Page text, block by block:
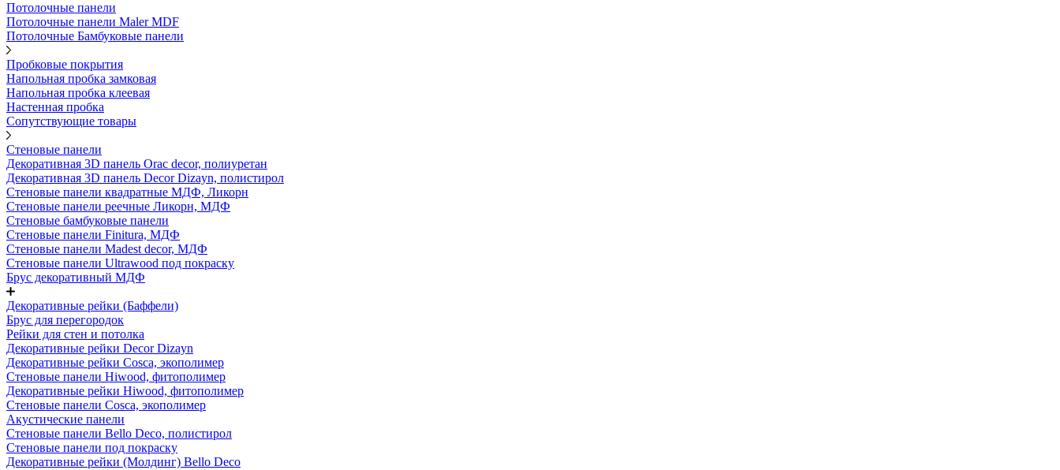
Потолочные панели
Потолочные панели Maler MDF
Потолочные Бамбуковые панели
Пробковые покрытия
Напольная пробка замковая
Напольная пробка клеевая
Настенная пробка
Сопутствующие товары
Стеновые панели
Декоративная 3D панель Orac decor, полиуретан
Декоративная 3D панель Decor Dizayn, полистирол
Стеновые панели квадратные МДФ, Ликорн
Стеновые панели реечные Ликорн, МДФ
Стеновые бамбуковые панели
Стеновые панели Finitura, МДФ
Стеновые панели Madest decor, МДФ
Стеновые панели Ultrawood под покраску
Брус декоративный МДФ
Декоративные рейки (Баффели)
Брус для перегородок
Рейки для стен и потолка
Декоративные рейки Decor Dizayn
Декоративные рейки Cosca, экополимер
Стеновые панели Hiwood, фитополимер
Декоративные рейки Hiwood, фитополимер
Стеновые панели Cosca, экополимер
Акустические панели
Стеновые панели Bello Deco, полистирол
Стеновые панели под покраску
Декоративные рейки (Молдинг) Bello Deco